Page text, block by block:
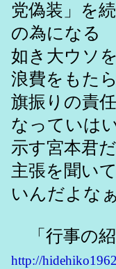
党偽装」を
の為になる
如き大ウソ
浪費をもた
旗振りの責
なっていは
示す宮本君
主張を聞い
いんだよな
「行事の
http://